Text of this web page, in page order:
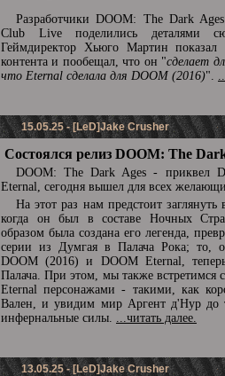
Разработчики DOOM: The Dark
Club Live поделились деталями
Геймдиректор Хьюго Мартин показал
контента и пообещал, что он "сделает
что Eternal сделала для DOOM (2016)".
15.05.25 - [LeD]Jake Crusher
Состоялся релиз DOOM: The
DOOM: The Dark Ages - приквел
Eternal, сегодня вышел для всех
На этот раз нам предстоит
когда он был в составе Ночных
образом была создана его легенда,
серии из Думгая в Палача Рока; то, о
DOOM (2016) и DOOM Eternal,
Палача. При этом, мы также встретимся
Eternal персонажами - такими, как
Вален, и увидим мир Аргент д'Нур до
инфернальные силы. ...читать далее.
13.05.25 - [LeD]Jake Crusher